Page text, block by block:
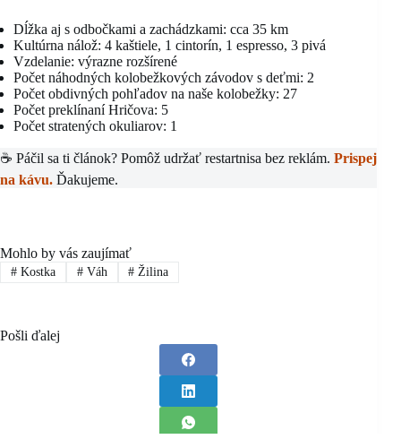
Dĺžka aj s odbočkami a zachádzkami: cca 35 km
Kultúrna nálož: 4 kaštiele, 1 cintorín, 1 espresso, 3 pivá
Vzdelanie: výrazne rozšírené
Počet náhodných kolobežkových závodov s deťmi: 2
Počet obdivných pohľadov na naše kolobežky: 27
Počet preklínaní Hričova: 5
Počet stratených okuliarov: 1
☕ Páčil sa ti článok? Pomôž udržať restartnisa bez reklám. Prispej
na kávu. Ďakujeme.
Mohlo by vás zaujímať
#Kostka #Váh # Žilina
Pošli ďalej